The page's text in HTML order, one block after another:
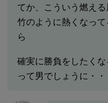
てか、こういう燃え
竹のように熱くなっ
ら
確実に勝負をしたく
って男でしょうに・・